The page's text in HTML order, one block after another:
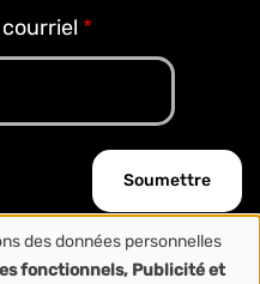
Tous droits réservés
des données personnelles
fonctionnels, Publicité et